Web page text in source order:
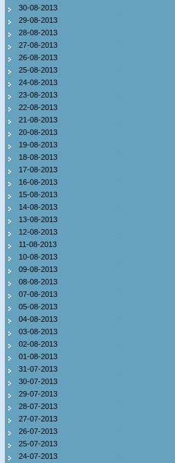
30-08-2013
29-08-2013
28-08-2013
27-08-2013
26-08-2013
25-08-2013
24-08-2013
23-08-2013
22-08-2013
21-08-2013
20-08-2013
19-08-2013
18-08-2013
17-08-2013
16-08-2013
15-08-2013
14-08-2013
13-08-2013
12-08-2013
11-08-2013
10-08-2013
09-08-2013
08-08-2013
07-08-2013
05-08-2013
04-08-2013
03-08-2013
02-08-2013
01-08-2013
31-07-2013
30-07-2013
29-07-2013
28-07-2013
27-07-2013
26-07-2013
25-07-2013
24-07-2013